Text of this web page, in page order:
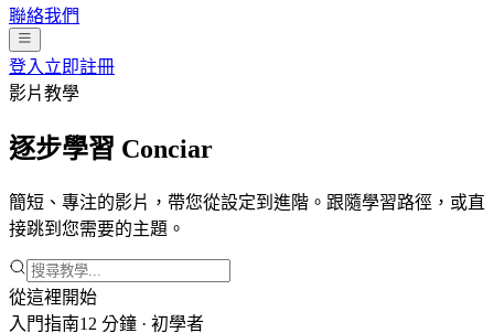
聯絡我們
登入 立即註冊
影片教學
逐步學習 Conciar
簡短、專注的影片，帶您從設定到進階。跟隨學習路徑，或直
接跳到您需要的主題。
從這裡開始
入門指南12 分鐘 · 初學者